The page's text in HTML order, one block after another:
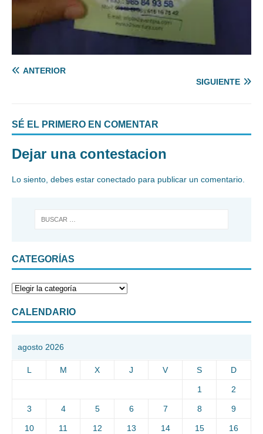
ANTERIOR
SIGUIENTE
SÉ EL PRIMERO EN COMENTAR
Dejar una contestacion
Lo siento, debes estar conectado para publicar un comentario.
CATEGORÍAS
CALENDARIO
agosto 2026
L M X J V S D
1 2
3 4 5 6 7 8 9
10 11 12 13 14 15 16